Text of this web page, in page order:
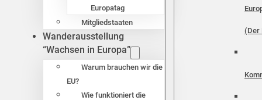
Europatag
Mitgliedstaaten
Wanderausstellung
“Wachsen in Europa”
Warum brauchen wir die
EU?
Wie funktioniert die
(Der